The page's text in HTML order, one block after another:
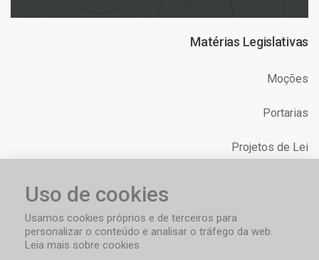
Matérias Legislativas
Moções
Portarias
Projetos de Lei
Requerimentos
Uso de cookies
Usamos cookies próprios e de terceiros para
personalizar o conteúdo e analisar o tráfego da web.
Leia mais sobre cookies